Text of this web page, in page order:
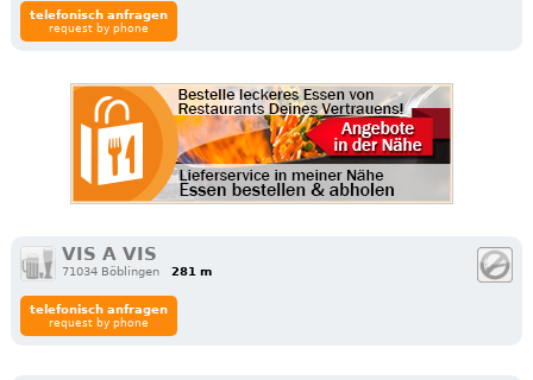
telefonisch anfragen
request by phone
VIS A VIS
71034 Böblingen 281 m
telefonisch anfragen
request by phone